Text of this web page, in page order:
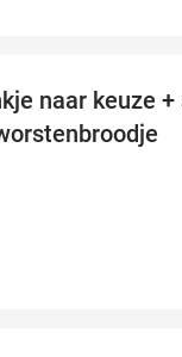
naar keuze